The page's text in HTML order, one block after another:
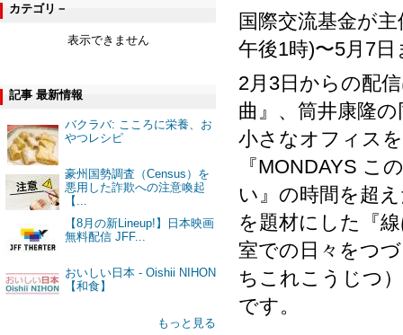
カテゴリ－
表示できません
記事 最新情報
バクラバ: こころに栄養、お
やつレシピ
豪州国勢調査（Census）を
悪用した詐欺への注意喚起
【...
【8月の新Lineup!】日本映画
無料配信 JFF...
おいしい日本 - Oishii NIHON
【和食】
もっと見る
国際交流基金が
午後1時)〜5月7
2月3日からの配
曲』、筒井康隆
小さなオフィス
『MONDAYS こ
い』の時間を超
を題材にした『
室での日々をつ
ちこれこうじつ
です。